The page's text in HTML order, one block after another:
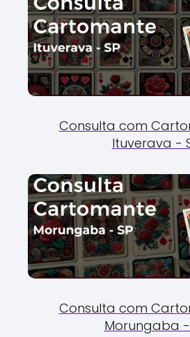
Consulta com
Ituverava -
Consulta com
Morungaba -